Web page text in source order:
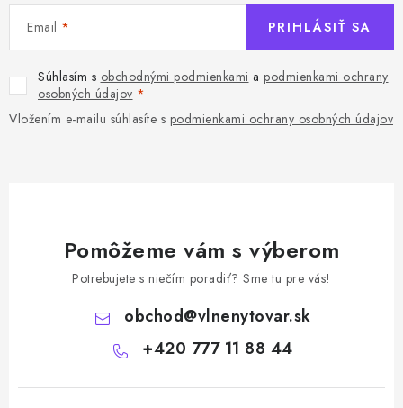
Email
Súhlasím s obchodnými podmienkami a podmienkami ochrany
osobných údajov
Vložením e-mailu súhlasíte s podmienkami ochrany osobných údajov
PRIHLÁSIŤ SA
Pomôžeme vám s výberom
Potrebujete s niečím poradiť? Sme tu pre vás!
obchod@vlnenytovar.sk
+420 777 11 88 44